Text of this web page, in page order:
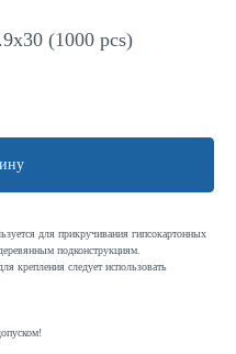
(1000 pcs)
для прикручивания гипсокартонных
подконструкциям.
крепления следует использовать